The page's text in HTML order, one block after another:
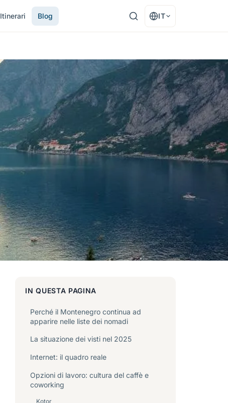
Itinerari Blog IT
IN QUESTA PAGINA
Perché il Montenegro continua ad
apparire nelle liste dei nomadi
La situazione dei visti nel 2025
Internet: il quadro reale
Opzioni di lavoro: cultura del caffè e
coworking
Kotor